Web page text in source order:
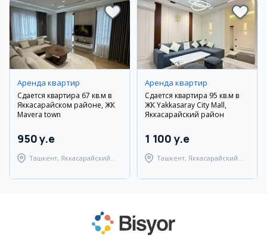
Аренда квартир
Сдается квартира 67 кв.м в
Яккасарайском районе, ЖК
Mavera town
950 y.e
Ташкент, Яккасарайский
Аренда квартир
Сдается квартира 95 кв.м в
ЖК Yakkasaray City Mall,
Яккасарайский район
1 100 y.e
Ташкент, Яккасарайский